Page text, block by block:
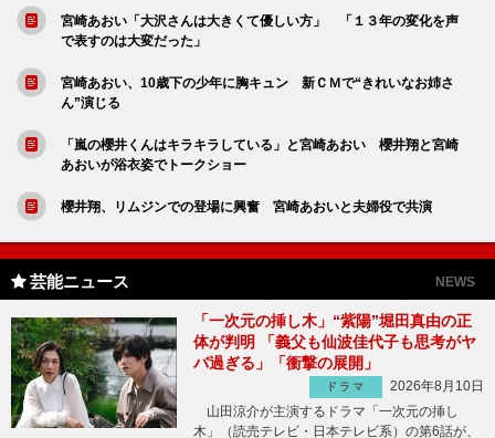
宮崎あおい「大沢さんは大きくて優しい方」 「１３年の変化を声
で表すのは大変だった」
宮崎あおい、10歳下の少年に胸キュン 新ＣＭで“きれいなお姉さ
ん”演じる
「嵐の櫻井くんはキラキラしている」と宮崎あおい 櫻井翔と宮崎
あおいが浴衣姿でトークショー
櫻井翔、リムジンでの登場に興奮 宮崎あおいと夫婦役で共演
芸能ニュース NEWS
「一次元の挿し木」“紫陽”堀田真由の正
体が判明 「義父も仙波佳代子も思考がヤ
バ過ぎる」「衝撃の展開」
ドラマ
2026年8月10日
山田涼介が主演するドラマ「一次元の挿し
木」（読売テレビ・日本テレビ系）の第6話が、